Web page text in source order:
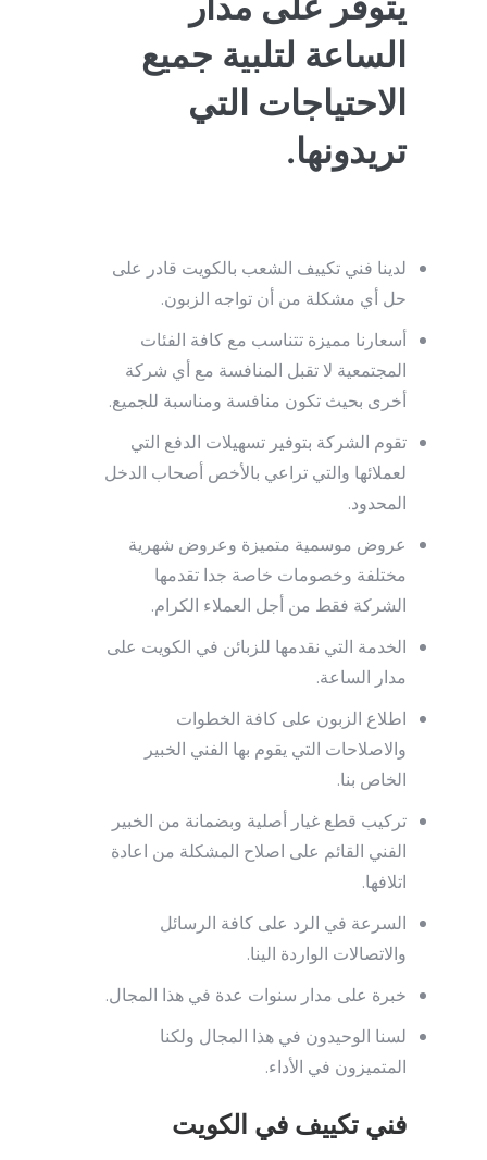
الساعة لتلبية جميع
الاحتياجات التي
تريدونها.
لدينا فني تكييف الشعب بالكويت قادر على
حل أي مشكلة من أن تواجه الزبون.
أسعارنا مميزة تتناسب مع كافة الفئات
المجتمعية لا تقبل المنافسة مع أي شركة
أخرى بحيث تكون منافسة ومناسبة للجميع.
تقوم الشركة بتوفير تسهيلات الدفع التي
لعملائها والتي تراعي بالأخص أصحاب الدخل
المحدود.
عروض موسمية متميزة وعروض شهرية
مختلفة وخصومات خاصة جدا تقدمها
الشركة فقط من أجل العملاء الكرام.
الخدمة التي نقدمها للزبائن في الكويت على
مدار الساعة.
اطلاع الزبون على كافة الخطوات
والاصلاحات التي يقوم بها الفني الخبير
الخاص بنا.
تركيب قطع غيار أصلية وبضمانة من الخبير
الفني القائم على اصلاح المشكلة من اعادة
اتلافها.
السرعة في الرد على كافة الرسائل
والاتصالات الواردة الينا.
خبرة على مدار سنوات عدة في هذا المجال.
لسنا الوحيدون في هذا المجال ولكنا
المتميزون في الأداء.
فني تكييف في الكويت